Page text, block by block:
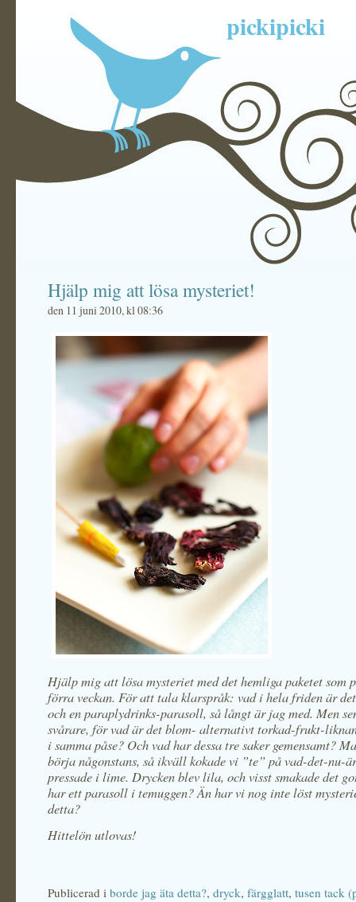
pickipicki
Hjälp mig att lösa mysteriet!
den 11 juni 2010, kl 08:36
Hjälp mig att lösa mysteriet med det hemliga paketet som
förra veckan. För att tala klarspråk: vad i hela friden är
och en paraplydrinks-parasoll, så långt är jag med. Men
svårare, för vad är det blom- alternativt torkad-frukt-
i samma påse? Och vad har dessa tre saker gemensamt?
börja någonstans, så ikväll kokade vi ”te” på vad-det-nu-
pressade i lime. Drycken blev lila, och visst smakade det
har ett parasoll i temuggen? Än har vi nog inte löst
detta?
Hittelön utlovas!
Publicerad i borde jag äta detta?, dryck, färgglatt, tusen tack